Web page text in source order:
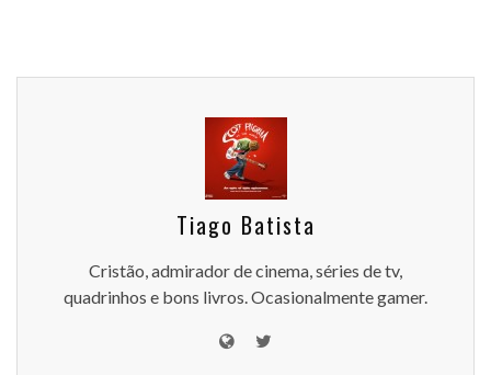
Tiago Batista
Cristão, admirador de cinema, séries de tv,
quadrinhos e bons livros. Ocasionalmente gamer.